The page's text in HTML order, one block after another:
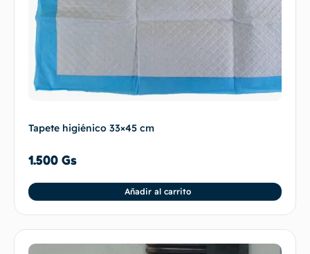
Tapete higiénico 33×45 cm
1.500 Gs
Añadir al carrito